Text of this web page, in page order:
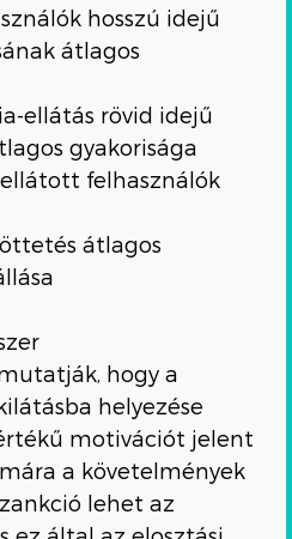
hosszú idejű
átlagos
ellátás rövid idejű
gyakorisága
ellátott felhasználók
átlagos
hogy a
helyezése
motivációt jelent
a követelmények
lehet az